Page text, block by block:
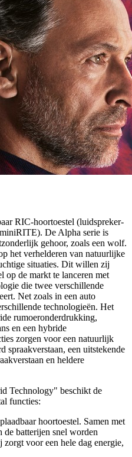
RIC-hoortoestel (luidspreker-
De Alpha serie is
gehoor, zoals een wolf.
het verhelderen van natuurlijke
situaties. Dit willen zij
op de markt te lanceren met
die twee verschillende
Net zoals in een auto
technologieën. Het
rumoeronderdrukking,
en een hybride
zorgen voor een natuurlijk
spraakverstaan, een uitstekende
en heldere
Technology" beschikt de
functies:
hoortoestel. Samen met
de batterijen snel worden
voor een hele dag energie,